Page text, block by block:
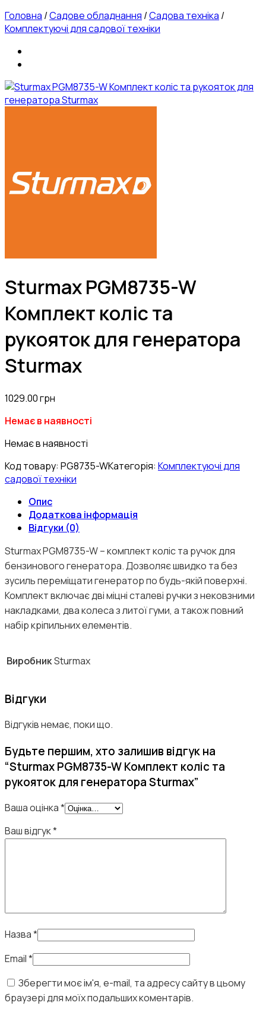
Головна /Садове обладнання /Садова техніка /
Комплектуючі для садової техніки
Sturmax PGM8735-W
Комплект коліс та
рукояток для генератора
Sturmax
1029.00грн
Немає в наявності
Немає в наявності
Код товару: PG8735-WКатегорія: Комплектуючі для
садової техніки
Опис
Додаткова інформація
Відгуки (0)
Sturmax PGM8735-W – комплект коліс та ручок для
бензинового генератора. Дозволяє швидко та без
зусиль переміщати генератор по будь-якій поверхні.
Комплект включає дві міцні сталеві ручки з нековзними
накладками, два колеса з литої гуми, а також повний
набір кріпильних елементів.
ВиробникSturmax
Відгуки
Відгуків немає, поки що.
Будьте першим, хто залишив відгук на
“Sturmax PGM8735-W Комплект коліс та
рукояток для генератора Sturmax”
Ваша оцінка*
Ваш відгук*
Назва*
Email*
Зберегти моє ім'я, e-mail, та адресу сайту в цьому
браузері для моїх подальших коментарів.